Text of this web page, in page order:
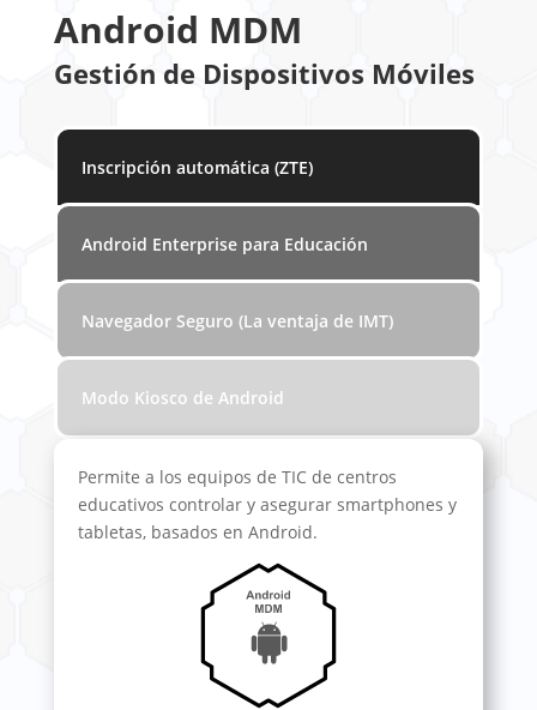
Android MDM
Gestión de Dispositivos Móviles
Inscripción automática (ZTE)
Android Enterprise para Educación
Navegador Seguro (La ventaja de IMT)
Modo Kiosco de Android
Permite a los equipos de TIC de centros
educativos controlar y asegurar smartphones y
tabletas, basados en Android.